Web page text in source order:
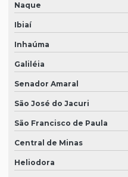
Naque
Ibiaí
Inhaúma
Galiléia
Senador Amaral
São José do Jacuri
São Francisco de Paula
Central de Minas
Heliodora